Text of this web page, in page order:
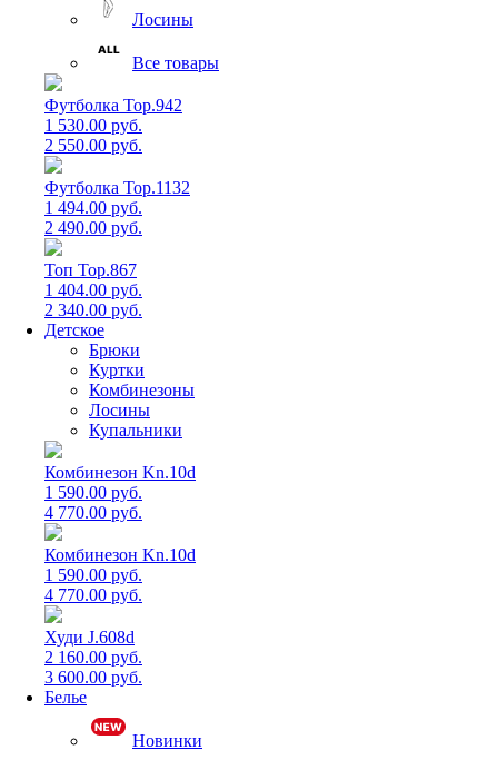
Лосины
Все товары
Футболка Top.942
1 530.00 руб.
2 550.00 руб.
Футболка Top.1132
1 494.00 руб.
2 490.00 руб.
Топ Top.867
1 404.00 руб.
2 340.00 руб.
Детское
Брюки
Куртки
Комбинезоны
Лосины
Купальники
Комбинезон Kn.10d
1 590.00 руб.
4 770.00 руб.
Комбинезон Kn.10d
1 590.00 руб.
4 770.00 руб.
Худи J.608d
2 160.00 руб.
3 600.00 руб.
Белье
Новинки